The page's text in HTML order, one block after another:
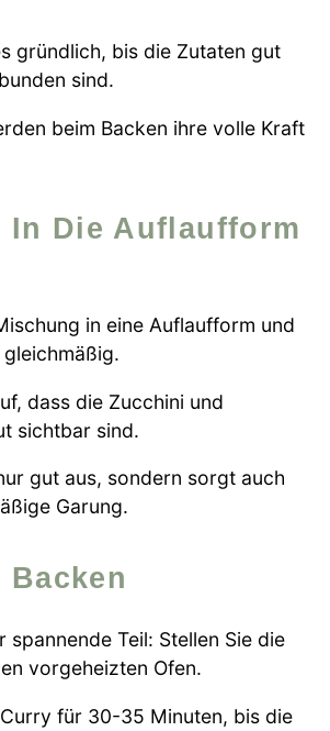
gründlich, bis die Zutaten gut
sind.
beim Backen ihre volle Kraft
in eine Auflaufform und
dass die Zucchini und
sichtbar sind.
gut aus, sondern sorgt auch
Garung.
Backen
Teil: Stellen Sie die
vorgeheizten Ofen.
für 30-35 Minuten, bis die